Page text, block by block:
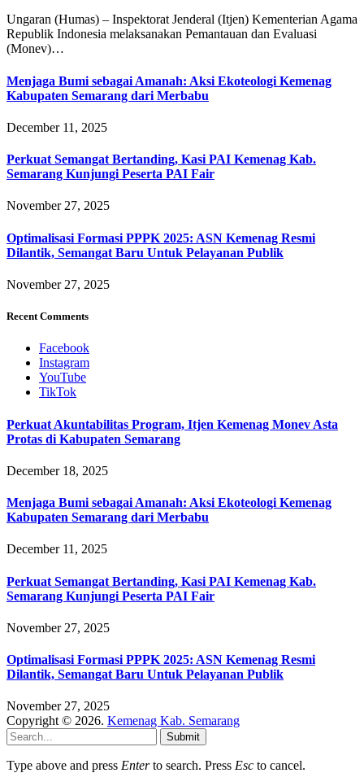
Ungaran (Humas) – Inspektorat Jenderal (Itjen) Kementerian Agama
Republik Indonesia melaksanakan Pemantauan dan Evaluasi
(Monev)…
Menjaga Bumi sebagai Amanah: Aksi Ekoteologi Kemenag
Kabupaten Semarang dari Merbabu
December 11, 2025
Perkuat Semangat Bertanding, Kasi PAI Kemenag Kab.
Semarang Kunjungi Peserta PAI Fair
November 27, 2025
Optimalisasi Formasi PPPK 2025: ASN Kemenag Resmi
Dilantik, Semangat Baru Untuk Pelayanan Publik
November 27, 2025
Recent Comments
Facebook
Instagram
YouTube
TikTok
Perkuat Akuntabilitas Program, Itjen Kemenag Monev Asta
Protas di Kabupaten Semarang
December 18, 2025
Menjaga Bumi sebagai Amanah: Aksi Ekoteologi Kemenag
Kabupaten Semarang dari Merbabu
December 11, 2025
Perkuat Semangat Bertanding, Kasi PAI Kemenag Kab.
Semarang Kunjungi Peserta PAI Fair
November 27, 2025
Optimalisasi Formasi PPPK 2025: ASN Kemenag Resmi
Dilantik, Semangat Baru Untuk Pelayanan Publik
November 27, 2025
Copyright © 2026. Kemenag Kab. Semarang
Submit
Type above and press Enterto search. Press Esc to cancel.